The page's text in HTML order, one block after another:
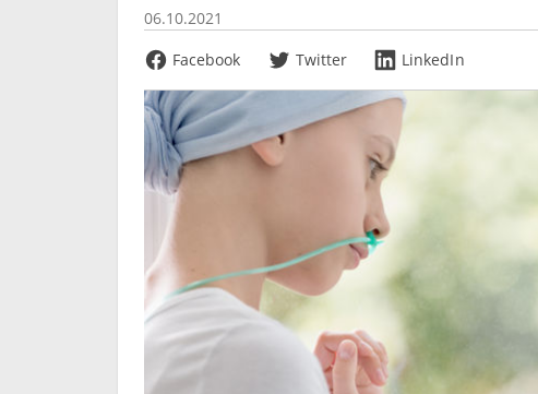
06.10.2021
Facebook
Twitter LinkedIn